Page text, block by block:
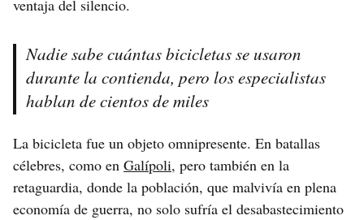
ventaja del silencio.
Nadie sabe cuántas bicicletas se usaron
durante la contienda, pero los especialistas
hablan de cientos de miles
La bicicleta fue un objeto omnipresente. En batallas
célebres, como en Galípoli, pero también en la
retaguardia, donde la población, que malvivía en plena
economía de guerra, no solo sufría el desabastecimiento